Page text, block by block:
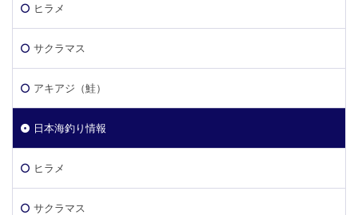
ヒラメ
サクラマス
アキアジ（鮭）
日本海釣り情報
ヒラメ
サクラマス